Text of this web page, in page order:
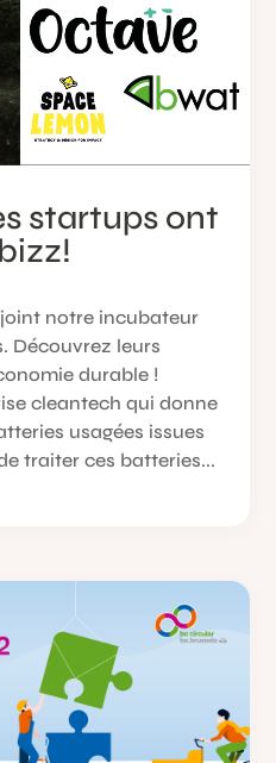
startups ont
notre incubateur
Découvrez leurs
durable !
cleantech qui donne
usagées issues
traiter ces batteries...